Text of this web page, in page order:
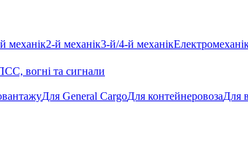
механік2-й механік3-й/4-й механік
вогні та сигнали
Для General CargoДля контейнеровозаДля